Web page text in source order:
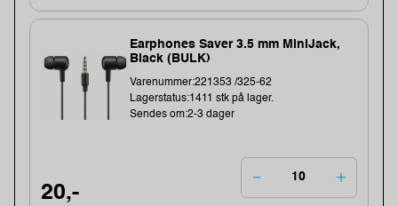
Earphones Saver 3.5 mm MiniJack,
Black (BULK)
Varenummer:221353 /325-62
Lagerstatus:1411 stk på lager.
Sendes om:2-3 dager
20,-